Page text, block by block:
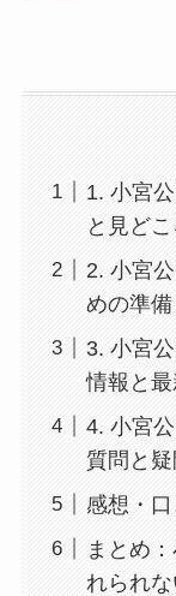
1. 小宮
と見どこ
2. 小宮
めの準
3. 小宮
情報と
4. 小宮
質問と疑
感想・
まとめ
れられ